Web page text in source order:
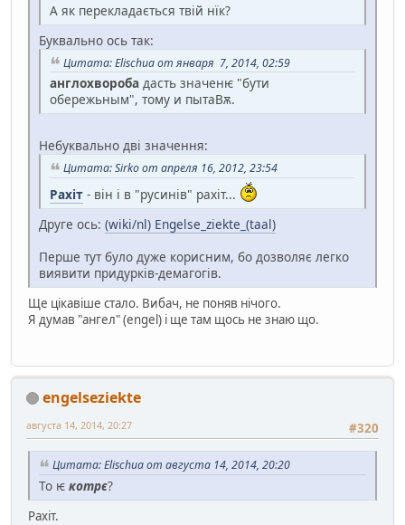
А як перекладається твій нїк?
Буквально ось так:
Цитата: Elischua от января 7, 2014, 02:59
англохвороба дасть значенѥ "бути
обережьным", тому и пытаВѫ.
Небуквально дві значення:
Цитата: Sirko от апреля 16, 2012, 23:54
Рахіт - він і в "русинів" рахіт...
Друге ось: (wiki/nl) Engelse_ziekte_(taal)
Перше тут було дуже корисним, бо дозволяє легко
виявити придурків-демагогів.
Ще цікавіше стало. Вибач, не поняв нічого.
Я думав "ангел" (engel) і ще там щось не знаю що.
engelseziekte
#320
августа 14, 2014, 20:27
Цитата: Elischua от августа 14, 2014, 20:20
То ѥ котрє?
Рахіт.